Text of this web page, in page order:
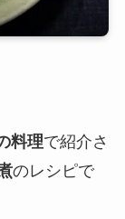
料理で紹介さ
のレシピで